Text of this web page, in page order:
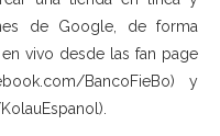
de Google, de forma
vivo desde las fan page
BancoFieBo) y